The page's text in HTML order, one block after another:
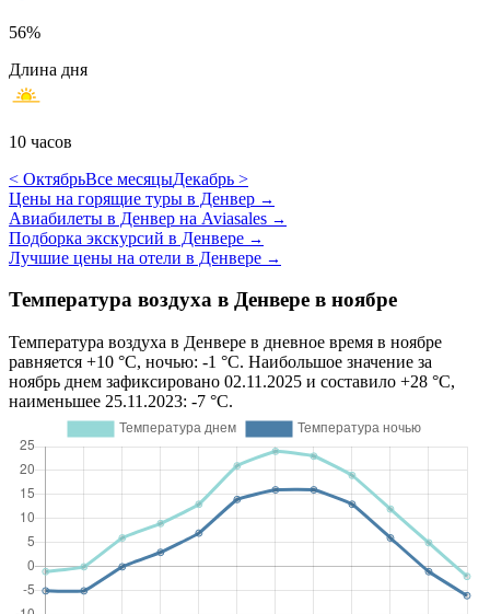
56%
Длина дня
10 часов
< ОктябрьВсе месяцыДекабрь >
Цены на горящие туры в Денвер →
Авиабилеты в Денвер на Aviasales →
Подборка экскурсий в Денвере →
Лучшие цены на отели в Денвере →
Температура воздуха в Денвере в ноябре
Температура воздуха в Денвере в дневное время в ноябре
равняется +10 °C, ночью: -1 °C. Наибольшое значение за
ноябрь днем зафиксировано 02.11.2025 и составило +28 °C,
наименьшее 25.11.2023: -7 °C.